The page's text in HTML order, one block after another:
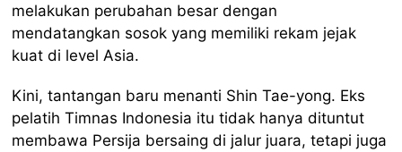
melakukan perubahan besar dengan
mendatangkan sosok yang memiliki rekam jejak
kuat di level Asia.
Kini, tantangan baru menanti Shin Tae-yong. Eks
pelatih Timnas Indonesia itu tidak hanya dituntut
membawa Persija bersaing di jalur juara, tetapi juga